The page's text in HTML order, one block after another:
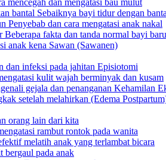
mencegah dan mengatasi bau mulut
Sebaiknya bayi tidur dengan
Penyebab dan cara mengatasi anak nakal
Beberapa fakta dan tanda normal bayi
anak kena Sawan (Sawanen)
dan infeksi pada jahitan Episiotomi
kulit wajah berminyak dan kusam
gejala dan penanganan Kehamilan
setelah melahirkan (Edema
orang lain dari kita
rambut rontok pada wanita
melatih anak yang terlambat bicara
bergaul pada anak